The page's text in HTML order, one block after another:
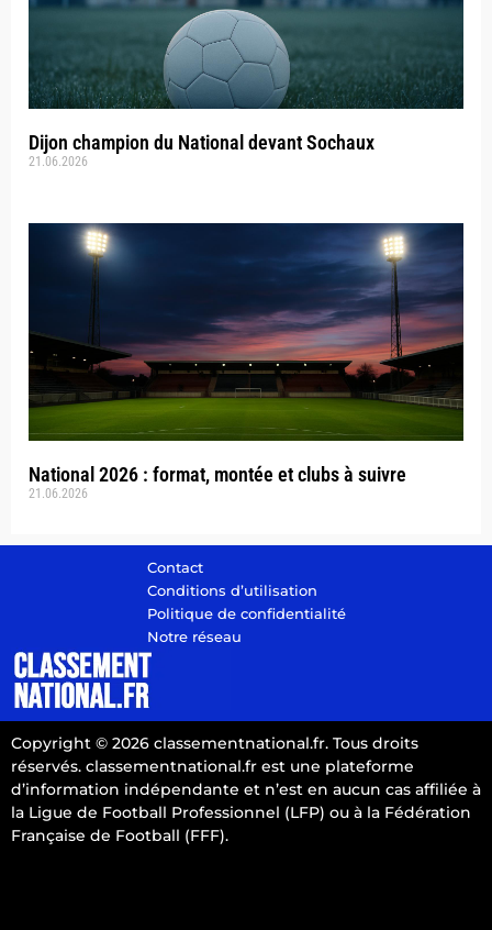
Dijon champion du National devant Sochaux
21.06.2026
National 2026 : format, montée et clubs à suivre
21.06.2026
Contact
Conditions d’utilisation
Politique de confidentialité
Notre réseau
Copyright © 2026 classementnational.fr. Tous droits
réservés. classementnational.fr est une plateforme
d’information indépendante et n’est en aucun cas affiliée à
la Ligue de Football Professionnel (LFP) ou à la Fédération
Française de Football (FFF).